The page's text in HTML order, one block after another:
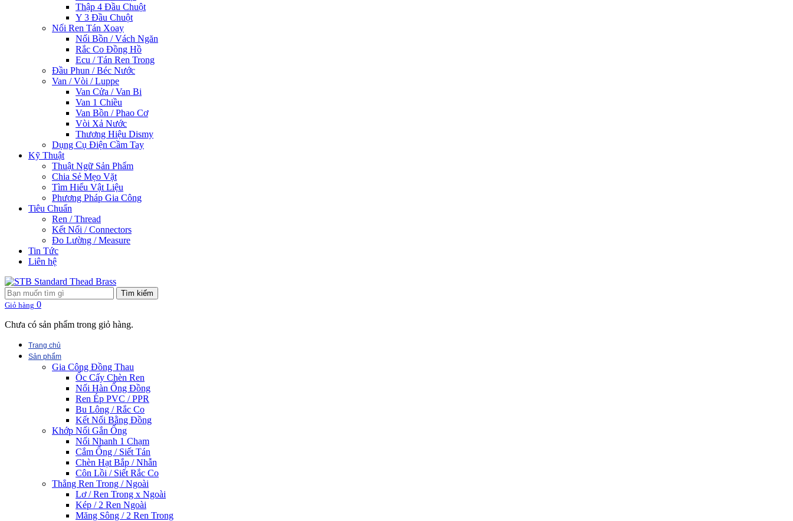
Thập 4 Đầu Chuột
Y 3 Đầu Chuột
Nối Ren Tán Xoay
Nối Bồn / Vách Ngăn
Rắc Co Đồng Hồ
Ecu / Tán Ren Trong
Đầu Phun / Béc Nước
Van / Vòi / Luppe
Van Cửa / Van Bi
Van 1 Chiều
Van Bồn / Phao Cơ
Vòi Xả Nước
Thương Hiệu Dismy
Dụng Cụ Điện Cầm Tay
Kỹ Thuật
Thuật Ngữ Sản Phẩm
Chia Sẻ Mẹo Vặt
Tìm Hiểu Vật Liệu
Phương Pháp Gia Công
Tiêu Chuẩn
Ren / Thread
Kết Nối / Connectors
Đo Lường / Measure
Tin Tức
Liên hệ
Tìm kiếm
Giỏ hàng 0
Chưa có sản phẩm trong giỏ hàng.
Trang chủ
Sản phẩm
Gia Công Đồng Thau
Ốc Cấy Chèn Ren
Nối Hàn Ống Đồng
Ren Ép PVC / PPR
Bu Lông / Rắc Co
Kết Nối Bằng Đồng
Khớp Nối Gắn Ống
Nối Nhanh 1 Chạm
Cắm Ống / Siết Tán
Chèn Hạt Bắp / Nhẫn
Côn Lồi / Siết Rắc Co
Thẳng Ren Trong / Ngoài
Lơ / Ren Trong x Ngoài
Kép / 2 Ren Ngoài
Măng Sông / 2 Ren Trong